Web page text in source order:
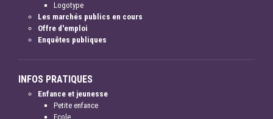
Logotype
Les marchés publics en cours
Offre d'emploi
Enquêtes publiques
INFOS PRATIQUES
Enfance et jeunesse
Petite enfance
Ecole